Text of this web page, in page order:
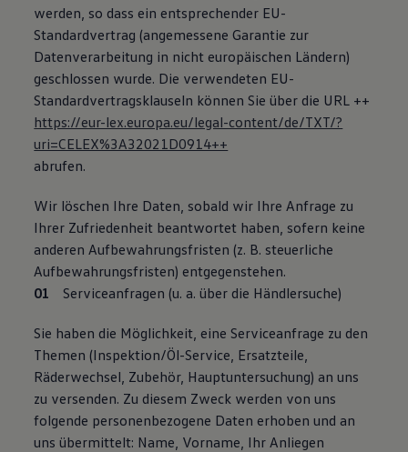
werden, so dass ein entsprechender EU-
Standardvertrag (angemessene Garantie zur
Datenverarbeitung in nicht europäischen Ländern)
geschlossen wurde. Die verwendeten EU-
Standardvertragsklauseln können Sie über die URL ++
https://eur-lex.europa.eu/legal-content/de/TXT/?
uri=CELEX%3A32021D0914++
abrufen.
Wir löschen Ihre Daten, sobald wir Ihre Anfrage zu
Ihrer Zufriedenheit beantwortet haben, sofern keine
anderen Aufbewahrungsfristen (z. B. steuerliche
Aufbewahrungsfristen) entgegenstehen.
Serviceanfragen (u. a. über die Händlersuche)
Sie haben die Möglichkeit, eine Serviceanfrage zu den
Themen (Inspektion/Öl-Service, Ersatzteile,
Räderwechsel, Zubehör, Hauptuntersuchung) an uns
zu versenden. Zu diesem Zweck werden von uns
folgende personenbezogene Daten erhoben und an
uns übermittelt: Name, Vorname, Ihr Anliegen